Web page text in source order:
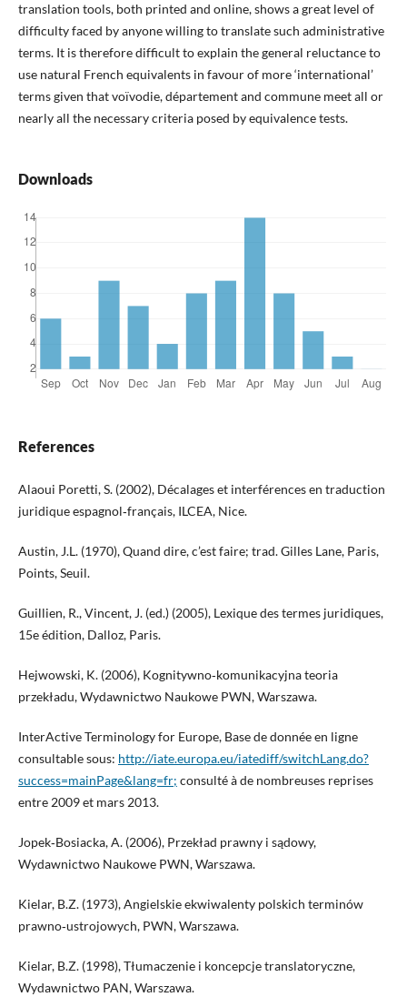
translation tools, both printed and online, shows a great level of
difficulty faced by anyone willing to translate such administrative
terms. It is therefore difficult to explain the general reluctance to
use natural French equivalents in favour of more ‘international’
terms given that voïvodie, département and commune meet all or
nearly all the necessary criteria posed by equivalence tests.
Downloads
References
Alaoui Poretti, S. (2002), Décalages et interférences en traduction
juridique espagnol‑français, ILCEA, Nice.
Austin, J.L. (1970), Quand dire, c’est faire; trad. Gilles Lane, Paris,
Points, Seuil.
Guillien, R., Vincent, J. (ed.) (2005), Lexique des termes juridiques,
15e édition, Dalloz, Paris.
Hejwowski, K. (2006), Kognitywno‑komunikacyjna teoria
przekładu, Wydawnictwo Naukowe PWN, Warszawa.
InterActive Terminology for Europe, Base de donnée en ligne
consultable sous: http://iate.europa.eu/iatediff/switchLang.do?
success=mainPage&lang=fr; consulté à de nombreuses reprises
entre 2009 et mars 2013.
Jopek‑Bosiacka, A. (2006), Przekład prawny i sądowy,
Wydawnictwo Naukowe PWN, Warszawa.
Kielar, B.Z. (1973), Angielskie ekwiwalenty polskich terminów
prawno‑ustrojowych, PWN, Warszawa.
Kielar, B.Z. (1998), Tłumaczenie i koncepcje translatoryczne,
Wydawnictwo PAN, Warszawa.